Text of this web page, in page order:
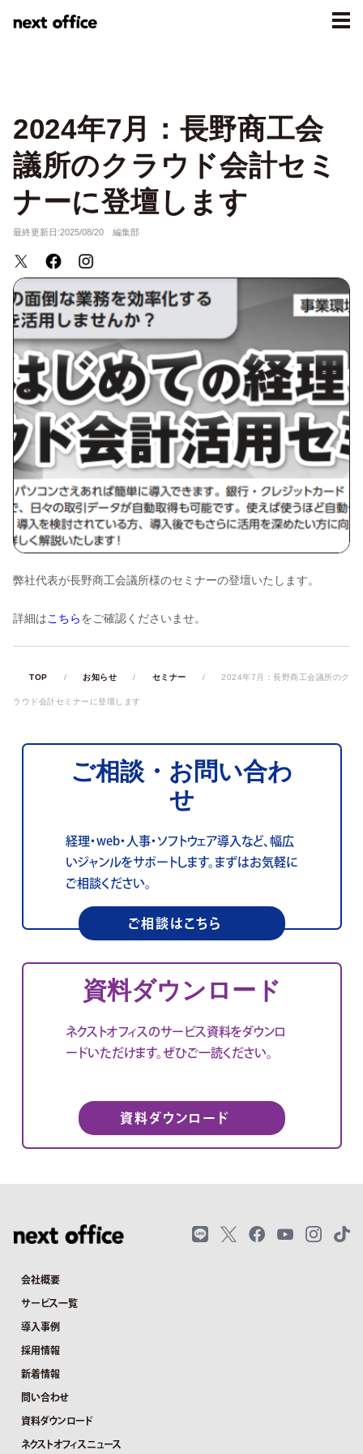
2024年7月：長野商工会
議所のクラウド会計セミ
ナーに登壇します
最終更新日:2025/08/20 編集部
弊社代表が長野商工会議所様のセミナーの登壇いたします。
詳細はこちらをご確認くださいませ。
TOP / お知らせ / セミナー / 2024年7月：長野商工会議所のク
ラウド会計セミナーに登壇します
ご相談・お問い合わ
せ
経理・web・人事・ソフトウェア導入など、幅広
いジャンルをサポートします。まずはお気軽に
ご相談ください。
ご相談はこちら
資料ダウンロード
ネクストオフィスのサービス資料をダウンロ
ードいただけます。ぜひご一読ください。
資料ダウンロード
会社概要
サービス一覧
導入事例
採用情報
新着情報
問い合わせ
資料ダウンロード
ネクストオフィスニュース